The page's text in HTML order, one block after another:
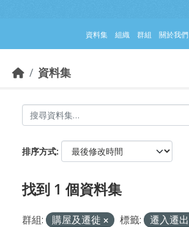
資料集 組織 群組 關於我們
資料集
排序方式
找到 1 個資料集
群組: 購屋及遷徙 標籤: 遷入遷出